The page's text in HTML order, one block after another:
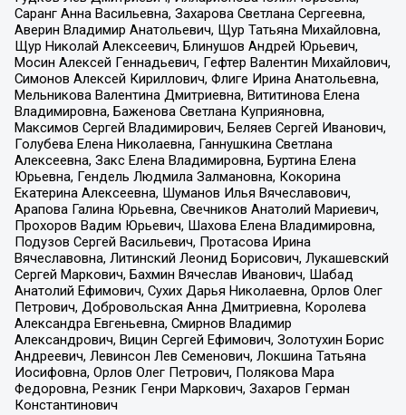
Саранг Анна Васильевна, Захарова Светлана Сергеевна,
Аверин Владимир Анатольевич, Щур Татьяна Михайловна,
Щур Николай Алексеевич, Блинушов Андрей Юрьевич,
Мосин Алексей Геннадьевич, Гефтер Валентин Михайлович,
Симонов Алексей Кириллович, Флиге Ирина Анатольевна,
Мельникова Валентина Дмитриевна, Вититинова Елена
Владимировна, Баженова Светлана Куприяновна,
Максимов Сергей Владимирович, Беляев Сергей Иванович,
Голубева Елена Николаевна, Ганнушкина Светлана
Алексеевна, Закс Елена Владимировна, Буртина Елена
Юрьевна, Гендель Людмила Залмановна, Кокорина
Екатерина Алексеевна, Шуманов Илья Вячеславович,
Арапова Галина Юрьевна, Свечников Анатолий Мариевич,
Прохоров Вадим Юрьевич, Шахова Елена Владимировна,
Подузов Сергей Васильевич, Протасова Ирина
Вячеславовна, Литинский Леонид Борисович, Лукашевский
Сергей Маркович, Бахмин Вячеслав Иванович, Шабад
Анатолий Ефимович, Сухих Дарья Николаевна, Орлов Олег
Петрович, Добровольская Анна Дмитриевна, Королева
Александра Евгеньевна, Смирнов Владимир
Александрович, Вицин Сергей Ефимович, Золотухин Борис
Андреевич, Левинсон Лев Семенович, Локшина Татьяна
Иосифовна, Орлов Олег Петрович, Полякова Мара
Федоровна, Резник Генри Маркович, Захаров Герман
Константинович